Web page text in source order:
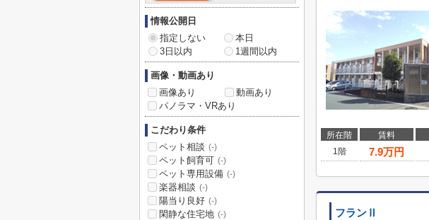
所在階 賃料
1階
7.9万円
フランⅡ
情報公開日
指定しない
本日
3日以内
1週間以内
画像・動画あり
画像あり
動画あり
パノラマ・VRあり
こだわり条件
ペット相談 (-)
ペット飼育可 (-)
ペット専用設備 (-)
楽器相談 (-)
陽当り良好 (-)
閑静な住宅地 (-)